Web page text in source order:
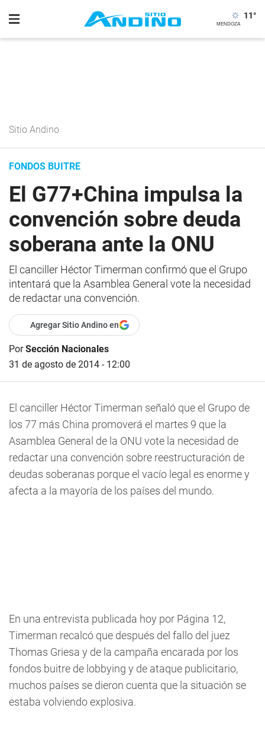
11°
Sitio Andino
FONDOS BUITRE
El G77+China impulsa la
convención sobre deuda
soberana ante la ONU
El canciller Héctor Timerman confirmó que el Grupo
intentará que la Asamblea General vote la necesidad
de redactar una convención.
Agregar Sitio Andino en
PorSección Nacionales
31 de agosto de 2014 - 12:00
El canciller Héctor Timerman señaló que el Grupo de
los 77 más China promoverá el martes 9 que la
Asamblea General de la ONU vote la necesidad de
redactar una convención sobre reestructuración de
deudas soberanas porque el vacío legal es enorme y
afecta a la mayoría de los países del mundo.
En una entrevista publicada hoy por Página 12,
Timerman recalcó que después del fallo del juez
Thomas Griesa y de la campaña encarada por los
fondos buitre de lobbying y de ataque publicitario,
muchos países se dieron cuenta que la situación se
estaba volviendo explosiva.